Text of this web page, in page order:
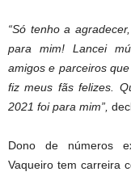
“Só tenho a
para mim! Lancei
amigos e parceiros
fiz meus fãs felizes.
2021 foi para mim”,
Dono de números
Vaqueiro tem carreira